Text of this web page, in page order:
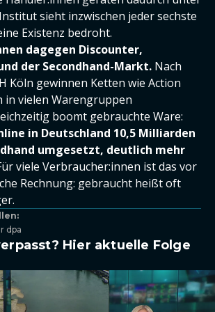
sieht inzwischen jeder sechste
Existenz bedroht.
dagegen Discounter,
der Secondhand-Markt. Nach
Köln gewinnen Ketten wie Action
in vielen Warengruppen
boomt gebrauchte Ware:
in Deutschland 10,5 Milliarden
umgesetzt, deutlich mehr
viele Verbraucher:innen ist das vor
Rechnung: gebraucht heißt oft
dpa
Hier aktuelle Folge